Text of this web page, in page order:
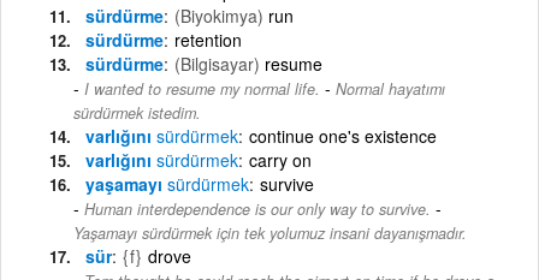
sürdürme (Biyokimya) run
sürdürme retention
sürdürme (Bilgisayar) resume
I wanted to resume my normal life. - Normal hayatımı
sürdürmek istedim.
varlığını sürdürmek continue one's existence
varlığını sürdürmek carry on
yaşamayı sürdürmek survive
Human interdependence is our only way to survive. -
Yaşamayı sürdürmek için tek yolumuz insani dayanışmadır.
sür {f} drove